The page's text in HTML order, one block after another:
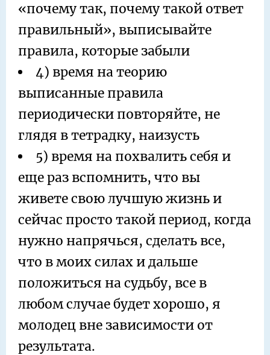
«почему так, почему такой ответ
правильный», выписывайте
правила, которые забыли
4) время на теорию
выписанные правила
периодически повторяйте, не
глядя в тетрадку, наизусть
5) время на похвалить себя и
еще раз вспомнить, что вы
живете свою лучшую жизнь и
сейчас просто такой период, когда
нужно напрячься, сделать все,
что в моих силах и дальше
положиться на судьбу, все в
любом случае будет хорошо, я
молодец вне зависимости от
результата.